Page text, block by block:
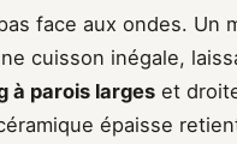
face aux ondes. Un
cuisson inégale,
à parois larges et
épaisse